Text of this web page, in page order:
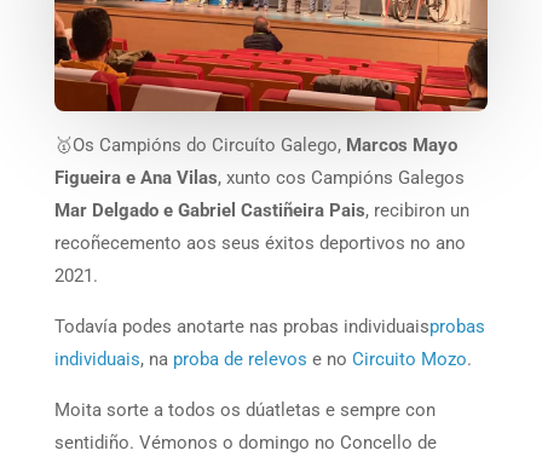
🥇Os Campións do Circuíto Galego, Marcos Mayo
Figueira e Ana Vilas, xunto cos Campións Galegos
Mar Delgado e Gabriel Castiñeira Pais, recibiron un
recoñecemento aos seus éxitos deportivos no ano
2021.
Todavía podes anotarte nas probas individuaisprobas
individuais, na proba de relevos e no Circuito Mozo.
Moita sorte a todos os dúatletas e sempre con
sentidiño. Vémonos o domingo no Concello de